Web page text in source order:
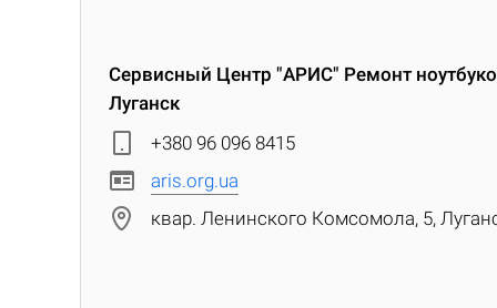
Сервисный Центр "АРИС" Ремонт
Луганск
+380 96 096 8415
aris.org.ua
квар. Ленинского Комсомола, 5,